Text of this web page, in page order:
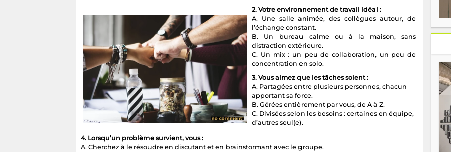
2. Votre environnement de travail idéal :
A. Une salle animée, des collègues autour, de
l’échange constant.
B. Un bureau calme ou à la maison, sans
distraction extérieure.
C. Un mix : un peu de collaboration, un peu de
concentration en solo.
3. Vous aimez que les tâches soient :
A. Partagées entre plusieurs personnes, chacun
apportant sa force.
B. Gérées entièrement par vous, de A à Z.
C. Divisées selon les besoins : certaines en équipe,
d’autres seul(e).
4. Lorsqu’un problème survient, vous :
A. Cherchez à le résoudre en discutant et en brainstormant avec le groupe.